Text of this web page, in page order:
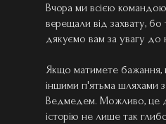
Вчора ми всією
верещали від захвату,
дякуємо вам за увагу до
Якщо матимете
іншими п'ятьма шляхами
Ведмедем. Можливо, це
історію не лише так